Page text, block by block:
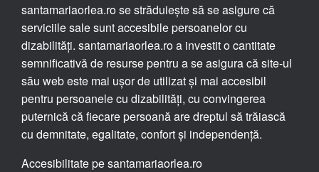
santamariaorlea.ro se străduiește să se asigure că
serviciile sale sunt accesibile persoanelor cu
dizabilități. santamariaorlea.ro a investit o cantitate
semnificativă de resurse pentru a se asigura că site-ul
său web este mai ușor de utilizat și mai accesibil
pentru persoanele cu dizabilități, cu convingerea
puternică că fiecare persoană are dreptul să trăiască
cu demnitate, egalitate, confort și independență.
Accesibilitate pe santamariaorlea.ro